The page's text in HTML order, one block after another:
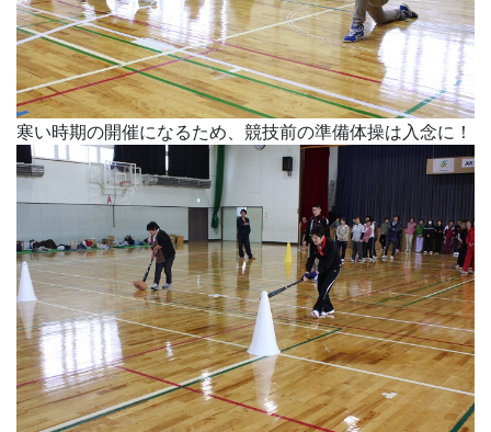
寒い時期の開催になるため、競技前の準備体操は入念に！